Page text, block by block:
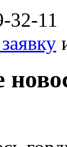
32-11